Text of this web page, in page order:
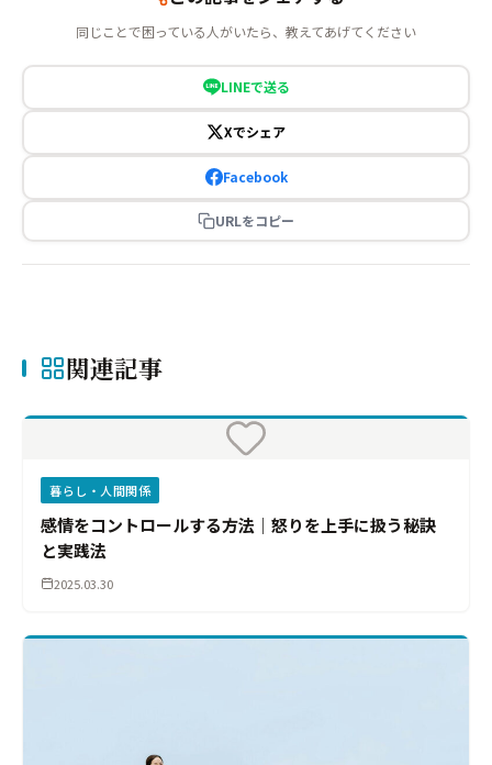
同じことで困っている人がいたら、教えてあげてください
LINEで送る
Xでシェア
Facebook
URLをコピー
関連記事
暮らし・人間関係
感情をコントロールする方法｜怒りを上手に扱う秘訣
と実践法
2025.03.30